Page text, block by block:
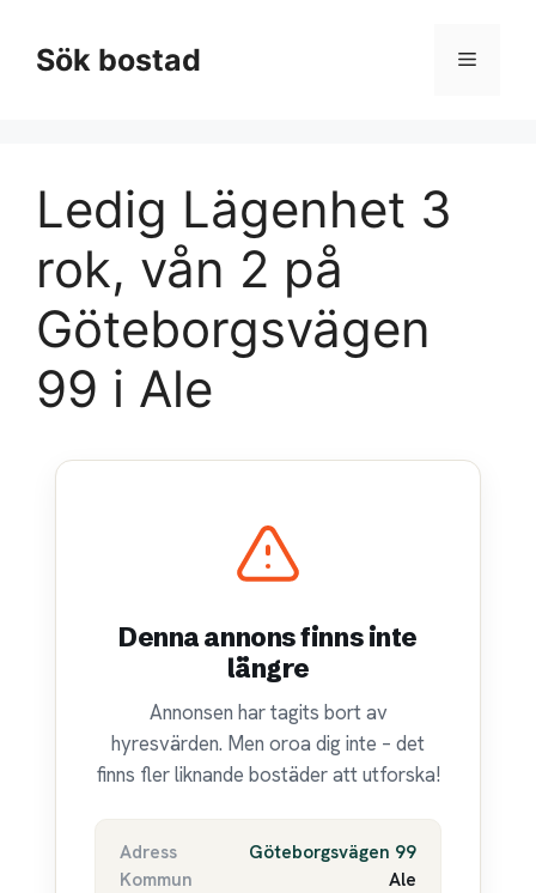
innehållSök bostad Meny
Ledig Lägenhet 3
rok, vån 2 på
Göteborgsvägen
99 i Ale
Denna annons finns inte
längre
Annonsen har tagits bort av
hyresvärden. Men oroa dig inte – det
finns fler liknande bostäder att utforska!
Adress
Göteborgsvägen 99
Kommun
Ale